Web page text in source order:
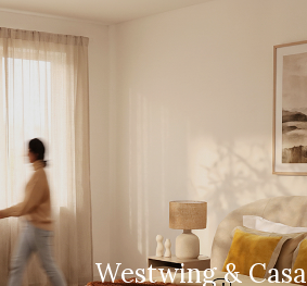
Westwing &